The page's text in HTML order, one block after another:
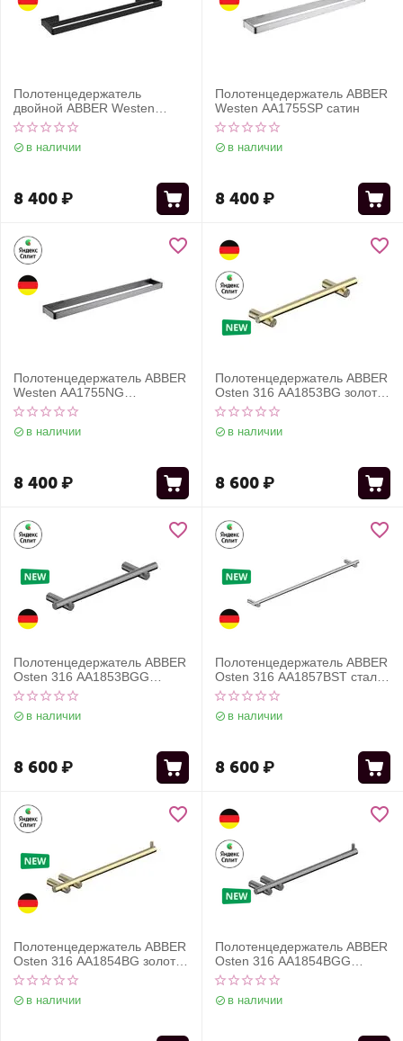
Полотенцедержатель
двойной ABBER Westen
AA1757B черный матовый
в наличии
8 400₽
Полотенцедержатель ABBER
Westen AA1755SP сатин
в наличии
8 400₽
Полотенцедержатель ABBER
Westen AA1755NG
оружейная сталь
в наличии
8 400₽
Полотенцедержатель ABBER
Osten 316 AA1853BG золото
брашированное
в наличии
8 600₽
Полотенцедержатель ABBER
Osten 316 AA1853BGG
оружейная сталь
брашированная
в наличии
8 600₽
Полотенцедержатель ABBER
Osten 316 AA1857BST сталь
брашированная
в наличии
8 600₽
Полотенцедержатель ABBER
Osten 316 AA1854BG золото
брашированное
в наличии
Полотенцедержатель ABBER
Osten 316 AA1854BGG
оружейная сталь
брашированная
в наличии